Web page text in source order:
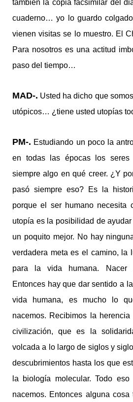
también la copia facsimilar del
cuaderno… yo lo guardo
vienen visitas se lo muestro. El
Para nosotros es una actitud
paso del tiempo…
MAD-. Usted ha dicho que
utópicos… ¿tiene usted utopías
PM-. Estudiando un poco la
en todas las épocas los seres
siempre algo en qué creer. ¿Y
pasó siempre eso? Es la
porque el ser humano
utopía es la posibilidad de
un poquito mejor. No hay
verdadera meta es el camino, la
para la vida humana. Nacer
Entonces hay que dar sentido a
vida humana, es mucho lo
nacemos. Recibimos la
civilización, que es la
volcada a lo largo de siglos y
descubrimientos hasta los que
la biología molecular. Todo
nacemos. Entonces alguna